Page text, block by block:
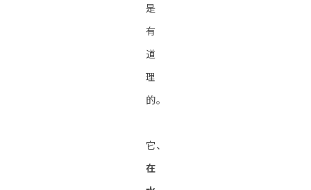
是
有
道
理
的。
它、
在